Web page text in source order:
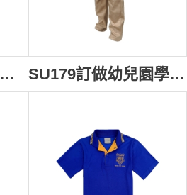
SU180 訂做女裝幼兒園制服 訂購團體學校制服中心 訂做套裝校服供應商HK SU179訂做幼兒園學校制服 訂購學校制服中心 訂製學生套裝制服 學校制服專門店HK